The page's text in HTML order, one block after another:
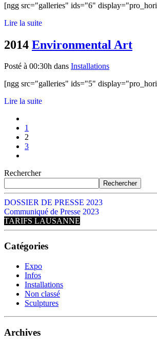
[ngg src="galleries" ids="6"
Lire la suite
2014 Environmental Art
Posté à 00:30h dans Installations
[ngg src="galleries" ids="5"
Lire la suite
1
2
3
Rechercher
Rechercher
DOSSIER DE PRESSE 2023
Communiqué de Presse 2023
TARIFS LAUSANNE
Catégories
Expo
Infos
Installations
Non classé
Sculptures
Archives